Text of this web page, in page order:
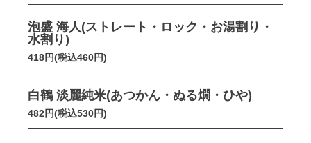
泡盛 海人(ストレート・ロック・お湯割り・
水割り)
418円(税込460円)
白鶴 淡麗純米(あつかん・ぬる燗・ひや)
482円(税込530円)